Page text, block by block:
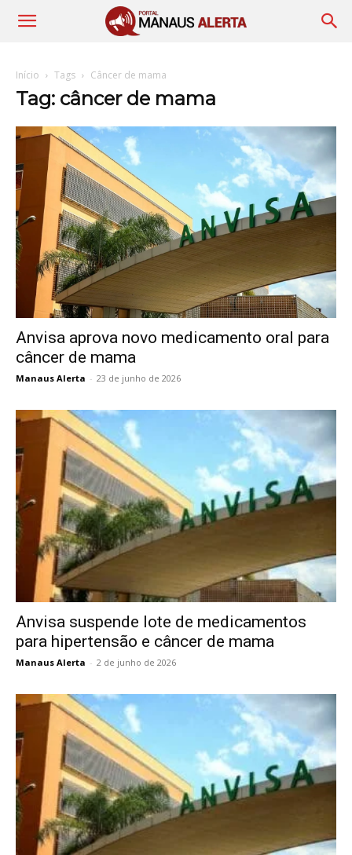
Início Tags Câncer de mama
Tag: câncer de mama
Anvisa aprova novo medicamento oral para
câncer de mama
Manaus Alerta - 23 de junho de 2026
Anvisa suspende lote de medicamentos
para hipertensão e câncer de mama
Manaus Alerta - 2 de junho de 2026